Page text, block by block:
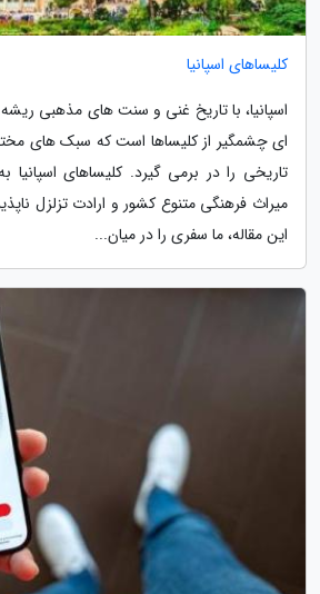
کلیساهای اسپانیا
اسپانیا، با تاریخ غنی و سنت های مذهبی
ای چشمگیر از کلیساها است که سبک های
تاریخی را در برمی گیرد. کلیساهای اسپانیا
میراث فرهنگی متنوع کشور و ارادت تزلزل
این مقاله، ما سفری را در میان...